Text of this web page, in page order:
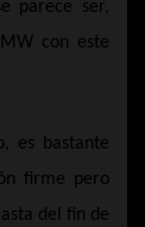
parece ser,
con este
es bastante
firme pero
del fin de